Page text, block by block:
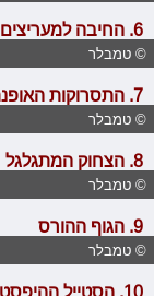
6. החיבה למעריצים
© טמבלר
7. התסרוקות האופנתיות
© טמבלר
8. הצחוק המתגלגל
© טמבלר
9. הגוף ההורס
© טמבלר
10. הסטייל ההיפסטרי